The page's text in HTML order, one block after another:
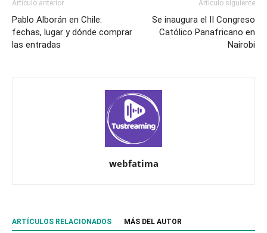
Artículo anterior
Pablo Alborán en Chile:
fechas, lugar y dónde comprar
las entradas
Artículo siguiente
Se inaugura el II Congreso
Católico Panafricano en
Nairobi
webfatima
ARTÍCULOS RELACIONADOS MÁS DEL AUTOR